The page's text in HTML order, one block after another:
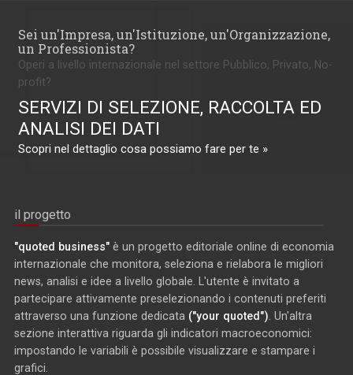
Sei un'Impresa, un'Istituzione, un'Organizzazione,
un Professionista?
Operi a livello internazionale nel settore Pubblico, Privato, No-
profit?
SERVIZI DI SELEZIONE, RACCOLTA ED
ANALISI DEI DATI
Scopri nel dettaglio cosa possiamo fare per te »
il progetto
"quoted business" è un progetto editoriale online di economia
internazionale che monitora, seleziona e rielabora le migliori
news, analisi e idee a livello globale. L'utente è invitato a
partecipare attivamente preselezionando i contenuti preferiti
attraverso una funzione dedicata ("your quoted") . Un'altra
sezione interattiva riguarda gli indicatori macroeconomici:
impostando le variabili è possibile visualizzare e stampare i
grafici.